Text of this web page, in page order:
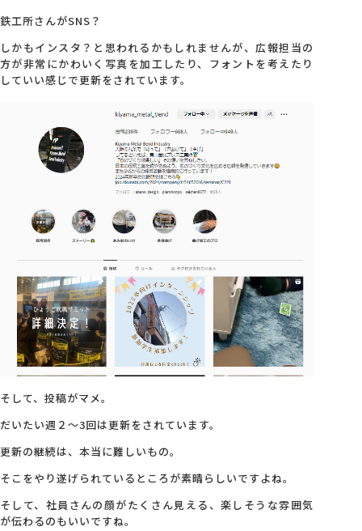
鉄工所さんがSNS？
しかもインスタ？と思われるかもしれませんが、広報担当の
方が非常にかわいく写真を加工したり、フォントを考えたり
していい感じで更新をされています。
そして、投稿がマメ。
だいたい週２～3回は更新をされています。
更新の継続は、本当に難しいもの。
そこをやり遂げられているところが素晴らしいですよね。
そして、社員さんの顔がたくさん見える、楽しそうな雰囲気
が伝わるのもいいですね。